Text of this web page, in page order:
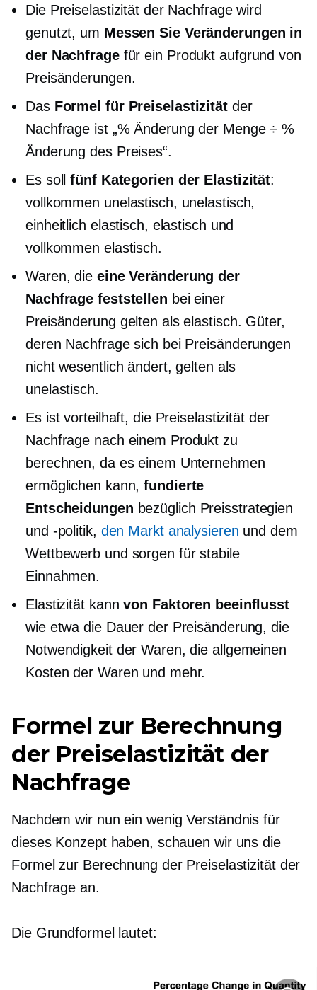
Die Preiselastizität der Nachfrage wird
genutzt, um Messen Sie Veränderungen in
der Nachfragefür ein Produkt aufgrund von
Preisänderungen.
Das Formel für Preiselastizitätder
Nachfrage ist „% Änderung der Menge ÷ %
Änderung des Preises“.
Es sollfünf Kategorien der Elastizität:
vollkommen unelastisch, unelastisch,
einheitlich elastisch, elastisch und
vollkommen elastisch.
Waren, die eine Veränderung der
Nachfrage feststellen bei einer
Preisänderung gelten als elastisch. Güter,
deren Nachfrage sich bei Preisänderungen
nicht wesentlich ändert, gelten als
unelastisch.
Es ist vorteilhaft, die Preiselastizität der
Nachfrage nach einem Produkt zu
berechnen, da es einem Unternehmen
ermöglichen kann,fundierte
Entscheidungen bezüglich Preisstrategien
und -politik, den Markt analysieren und dem
Wettbewerb und sorgen für stabile
Einnahmen.
Elastizität kannvon Faktoren beeinflusst
wie etwa die Dauer der Preisänderung, die
Notwendigkeit der Waren, die allgemeinen
Kosten der Waren und mehr.
Formel zur Berechnung
der Preiselastizität der
Nachfrage
Nachdem wir nun ein wenig Verständnis für
dieses Konzept haben, schauen wir uns die
Formel zur Berechnung der Preiselastizität der
Nachfrage an.
Die Grundformel lautet: